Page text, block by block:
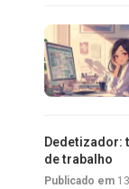
Dedetizador:
de trabalho
Publicado em